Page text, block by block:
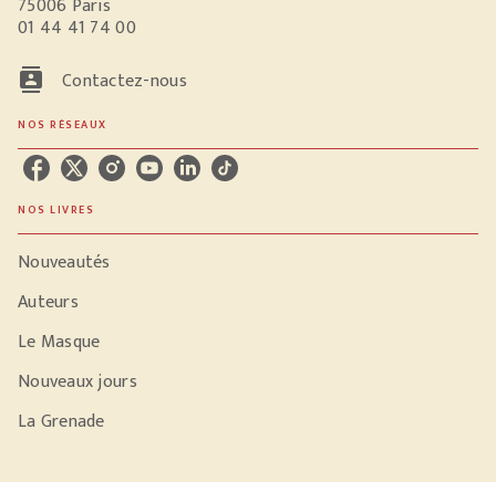
75006 Paris
01 44 41 74 00
contacts Contactez-nous
NOS RÉSEAUX
NOS LIVRES
Nouveautés
Auteurs
Le Masque
Nouveaux jours
La Grenade